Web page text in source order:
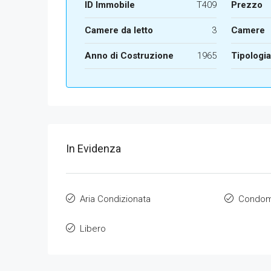
ID Immobile T409 Prezzo
Camere da letto 3 Camere
Anno di Costruzione 1965 Tipologia
In Evidenza
Aria Condizionata
Libero